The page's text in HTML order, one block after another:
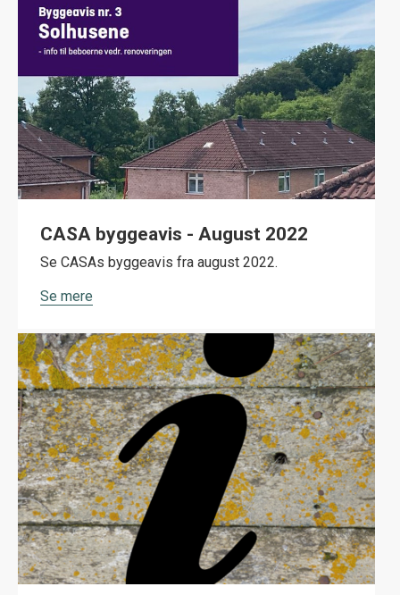
CASA byggeavis - August 2022
Se CASAs byggeavis fra august 2022.
Se mere